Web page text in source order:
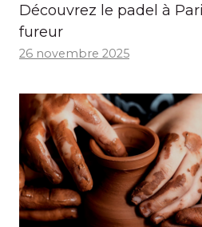
Découvrez le padel à
fureur
26 novembre 2025